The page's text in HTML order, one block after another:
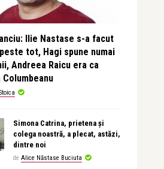
Ilie Nastase s-a facut
tot, Hagi spune numai
Andreea Raicu era ca
Columbeanu
Simona Catrina, prietena și
colega noastră, a plecat, astăzi,
dintre noi
de Alice Năstase Buciuta